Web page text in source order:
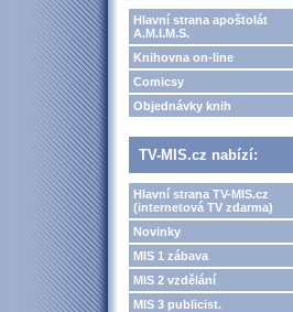
Hlavní strana apoštolát
A.M.I.M.S.
Knihovna on-line
Comicsy
Objednávky knih
TV-MIS.cz nabízí:
Hlavní strana TV-MIS.cz
(internetová TV zdarma)
Novinky
MIS 1 zábava
MIS 2 vzdělání
MIS 3 publicist.